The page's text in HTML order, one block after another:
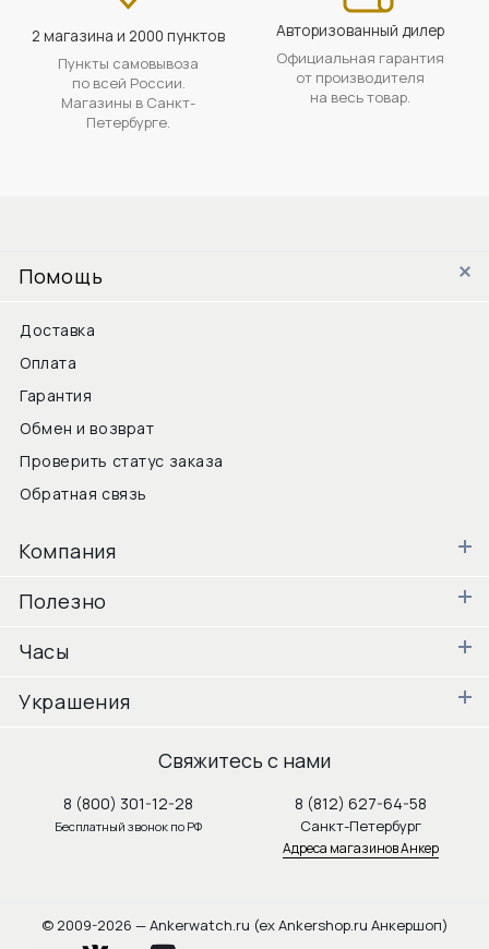
2 магазина и 2000 пунктов
Пункты самовывоза
по всей России.
Магазины в Санкт-
Петербурге.
Авторизованный дилер
Официальная гарантия
от производителя
на весь товар.
Помощь
Доставка
Оплата
Гарантия
Обмен и возврат
Проверить статус заказа
Обратная связь
Компания
Полезно
Часы
Украшения
Свяжитесь с нами
8 (800) 301-12-28
Бесплатный звонок по РФ
8 (812) 627-64-58
Санкт-Петербург
Адреса магазинов Анкер
© 2009-2026 — Ankerwatch.ru (ex Ankershop.ru Анкершоп)